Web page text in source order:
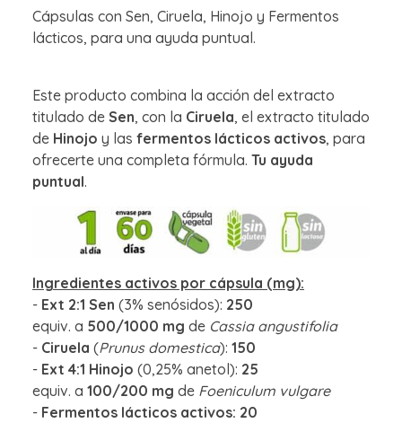
Cápsulas con Sen, Ciruela, Hinojo y Fermentos
lácticos, para una ayuda puntual.
Este producto combina la acción del extracto
titulado de Sen, con la Ciruela, el extracto titulado
de Hinojo y las fermentos lácticos activos, para
ofrecerte una completa fórmula. Tu ayuda
puntual.
Ingredientes activos por cápsula (mg):
- Ext 2:1 Sen (3% senósidos): 250
equiv. a 500/1000 mg de Cassia angustifolia
- Ciruela (Prunus domestica): 150
- Ext 4:1 Hinojo (0,25% anetol): 25
equiv. a 100/200 mg de Foeniculum vulgare
- Fermentos lácticos activos: 20